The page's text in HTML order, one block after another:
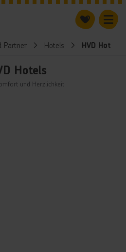
Partner Hotels HVD Hotels
Hotels
und Herzlichkeit